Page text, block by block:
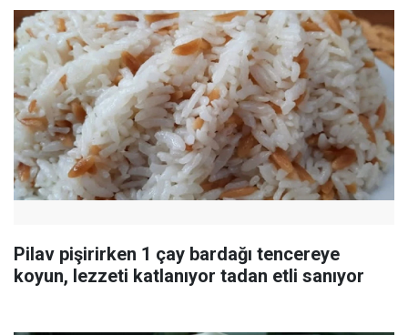
Pilav pişirirken 1 çay bardağı tencereye
koyun, lezzeti katlanıyor tadan etli sanıyor